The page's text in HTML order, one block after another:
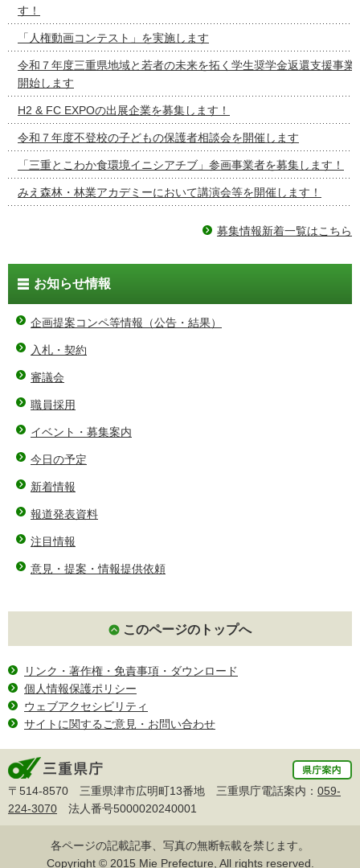
す！
「人権動画コンテスト」を実施します
令和７年度三重県地域と若者の未来を拓く学生奨学金返還支援事業
開始します
H2 & FC EXPOの出展企業を募集します！
令和７年度不登校の子どもの保護者相談会を開催します
「三重とこわか食環境イニシアチブ」参画事業者を募集します！
みえ森林・林業アカデミーにおいて講演会等を開催します！
募集情報新着一覧はこちら
お知らせ情報
企画提案コンペ等情報（公告・結果）
入札・契約
審議会
職員採用
イベント・募集案内
今日の予定
新着情報
報道発表資料
注目情報
意見・提案・情報提供依頼
このページのトップへ
リンク・著作権・免責事項・ダウンロード
個人情報保護ポリシー
ウェブアクセシビリティ
サイトに関するご意見・お問い合わせ
〒514-8570 三重県津市広明町13番地 三重県庁電話案内： 059-
224-3070 法人番号5000020240001
各ページの記載記事、写真の無断転載を禁じます。
Copyright © 2015 Mie Prefecture, All rights reserved.